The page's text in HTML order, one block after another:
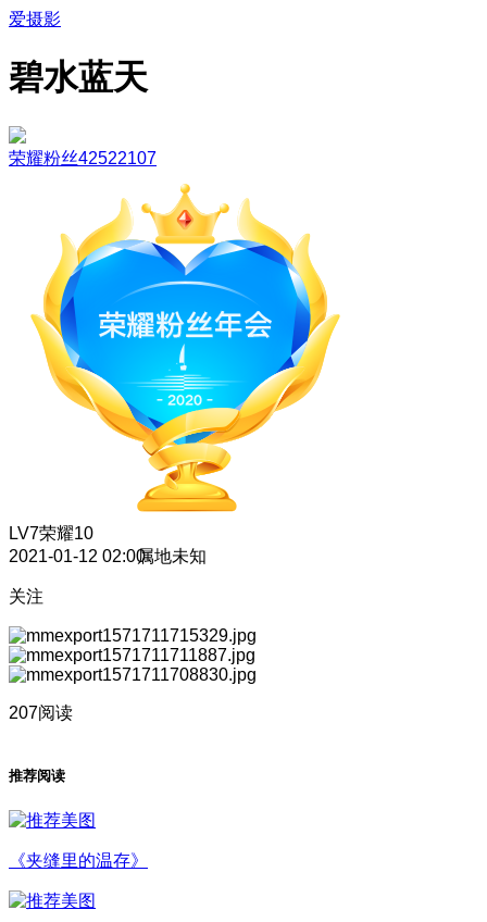
爱摄影
碧水蓝天
荣耀粉丝42522107
LV7荣耀10
2021-01-12 02:00属地未知
关注
207阅读
推荐阅读
《夹缝里的温存》